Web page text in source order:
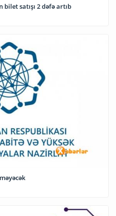
satışı 2 dəfə artıb